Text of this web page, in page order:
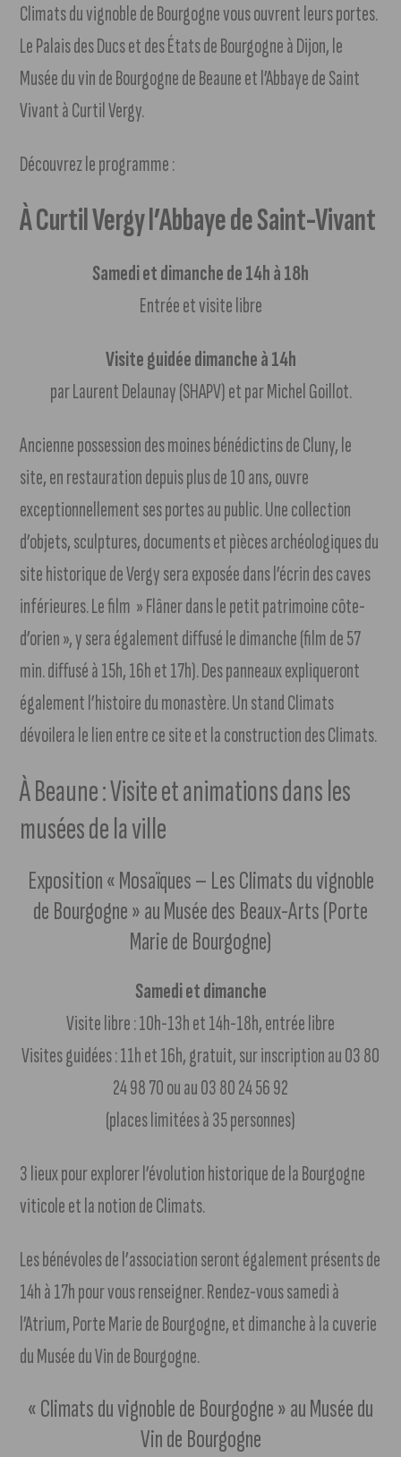
Climats du vignoble de Bourgogne vous ouvrent leurs portes.
Le Palais des Ducs et des États de Bourgogne à Dijon, le
Musée du vin de Bourgogne de Beaune et l’Abbaye de Saint
Vivant à Curtil Vergy.
Découvrez le programme :
À Curtil Vergy l’Abbaye de Saint-Vivant
Samedi et dimanche de 14h à 18h
Entrée et visite libre
Visite guidée dimanche à 14h
par Laurent Delaunay (SHAPV) et par Michel Goillot.
Ancienne possession des moines bénédictins de Cluny, le
site, en restauration depuis plus de 10 ans, ouvre
exceptionnellement ses portes au public. Une collection
d’objets, sculptures, documents et pièces archéologiques du
site historique de Vergy sera exposée dans l’écrin des caves
inférieures. Le film » Flâner dans le petit patrimoine côte-
d’orien », y sera également diffusé le dimanche (film de 57
min. diffusé à 15h, 16h et 17h). Des panneaux expliqueront
également l’histoire du monastère. Un stand Climats
dévoilera le lien entre ce site et la construction des Climats.
À Beaune : Visite et animations dans les
musées de la ville
Exposition « Mosaïques – Les Climats du vignoble
de Bourgogne » au Musée des Beaux-Arts (Porte
Marie de Bourgogne)
Samedi et dimanche
Visite libre : 10h-13h et 14h-18h, entrée libre
Visites guidées : 11h et 16h, gratuit, sur inscription au 03 80
24 98 70 ou au 03 80 24 56 92
(places limitées à 35 personnes)
3 lieux pour explorer l’évolution historique de la Bourgogne
viticole et la notion de Climats.
Les bénévoles de l’association seront également présents de
14h à 17h pour vous renseigner. Rendez-vous samedi à
l’Atrium, Porte Marie de Bourgogne, et dimanche à la cuverie
du Musée du Vin de Bourgogne.
« Climats du vignoble de Bourgogne » au Musée du
Vin de Bourgogne